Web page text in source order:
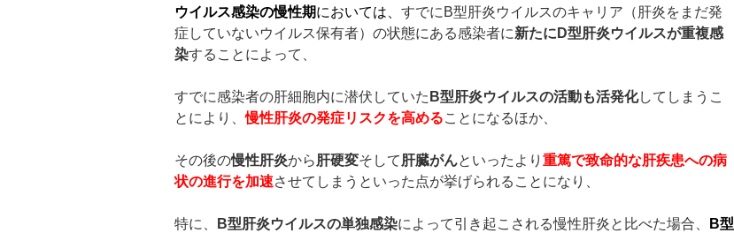
ウイルス感染の慢性期においては、 すでにB型肝炎ウイルスのキャリア（肝炎をまだ発
症していないウイルス保有者）の状態にある感染者に新たに D型肝炎ウイルスが重複感
染することによって、
すでに感染者の肝細胞内に潜伏していた B型肝炎ウイルスの活動も活発化してしまうこ
とにより、慢性肝炎の発症リスクを高めることになるほか、
その後の慢性肝炎から肝硬変そして肝臓がんといったより 重篤で致命的な肝疾患への病
状の進行を加速させてしまうといった点が挙げられることになり、
特に、 B型肝炎ウイルスの単独感染によって引き起こされる慢性肝炎と比べた場合、 B型